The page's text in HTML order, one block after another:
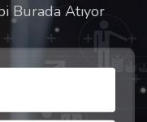
Burada Atıyor